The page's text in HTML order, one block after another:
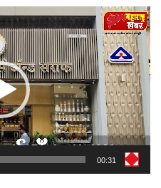
Video
Player
00:31